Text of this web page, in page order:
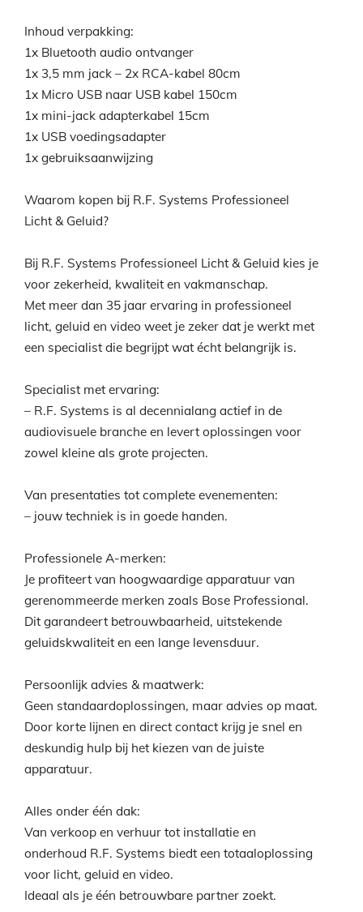
Inhoud verpakking:
1x Bluetooth audio ontvanger
1x 3,5 mm jack – 2x RCA-kabel 80cm
1x Micro USB naar USB kabel 150cm
1x mini-jack adapterkabel 15cm
1x USB voedingsadapter
1x gebruiksaanwijzing
Waarom kopen bij R.F. Systems Professioneel
Licht & Geluid?
Bij R.F. Systems Professioneel Licht & Geluid kies je
voor zekerheid, kwaliteit en vakmanschap.
Met meer dan 35 jaar ervaring in professioneel
licht, geluid en video weet je zeker dat je werkt met
een specialist die begrijpt wat écht belangrijk is.
Specialist met ervaring:
– R.F. Systems is al decennialang actief in de
audiovisuele branche en levert oplossingen voor
zowel kleine als grote projecten.
Van presentaties tot complete evenementen:
– jouw techniek is in goede handen.
Professionele A-merken:
Je profiteert van hoogwaardige apparatuur van
gerenommeerde merken zoals Bose Professional.
Dit garandeert betrouwbaarheid, uitstekende
geluidskwaliteit en een lange levensduur.
Persoonlijk advies & maatwerk:
Geen standaardoplossingen, maar advies op maat.
Door korte lijnen en direct contact krijg je snel en
deskundig hulp bij het kiezen van de juiste
apparatuur.
Alles onder één dak:
Van verkoop en verhuur tot installatie en
onderhoud R.F. Systems biedt een totaaloplossing
voor licht, geluid en video.
Ideaal als je één betrouwbare partner zoekt.